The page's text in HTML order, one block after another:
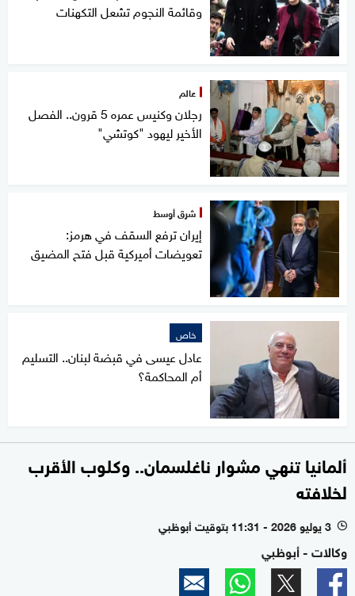
وقائمة النجوم تشعل التكهنات
عالم
رجلان وكنيس عمره 5 قرون.. الفصل
الأخير ليهود "كوتشي"
شرق أوسط
إيران ترفع السقف في هرمز:
تعويضات أميركية قبل فتح المضيق
خاص
عادل عيسى في قبضة لبنان.. التسليم
أم المحاكمة؟
ألمانيا تنهي مشوار ناغلسمان.. وكلوب الأقرب
لخلافته
l 3 يوليو 2026 - 11:31 بتوقيت أبوظبي
وكالات - أبوظبي